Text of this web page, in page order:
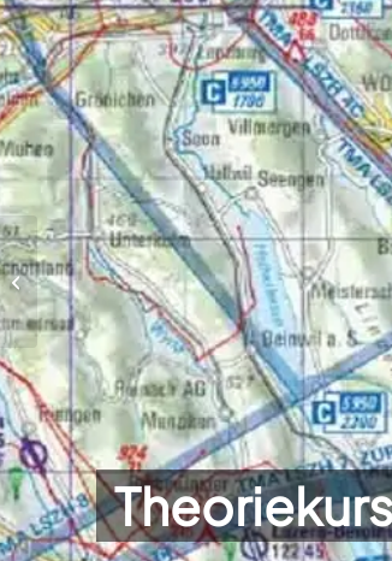
Theoriekurs: Materialkunde +
Testprüfung